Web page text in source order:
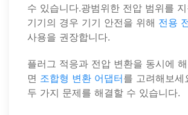
수 있습니다.광범위한 전압 범위를
기기의 경우 기기 안전을 위해 전용
사용을 권장합니다.
플러그 적응과 전압 변환을 동시에
면 조합형 변환 어댑터를 고려해보세
두 가지 문제를 해결할 수 있습니다.